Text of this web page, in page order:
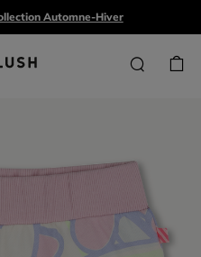
Automne-Hiver